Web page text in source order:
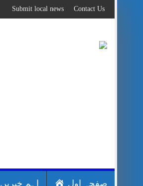
to
content
Contact Us
Submit local news
صفحہ اول اہم خبریں